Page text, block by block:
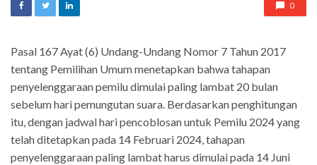
0
Pasal 167 Ayat (6) Undang-Undang Nomor 7 Tahun 2017
tentang Pemilihan Umum menetapkan bahwa tahapan
penyelenggaraan pemilu dimulai paling lambat 20 bulan
sebelum hari pemungutan suara. Berdasarkan penghitungan
itu, dengan jadwal hari pencoblosan untuk Pemilu 2024 yang
telah ditetapkan pada 14 Februari 2024, tahapan
penyelenggaraan paling lambat harus dimulai pada 14 Juni